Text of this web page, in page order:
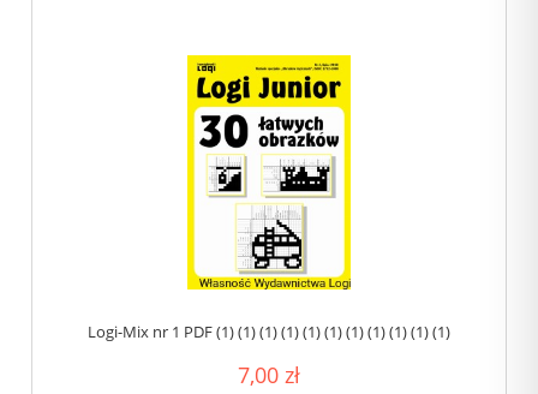
Logi-Mix nr 1 PDF (1) (1) (1) (1) (1) (1) (1) (1) (1) (1) (1)
7,00 zł